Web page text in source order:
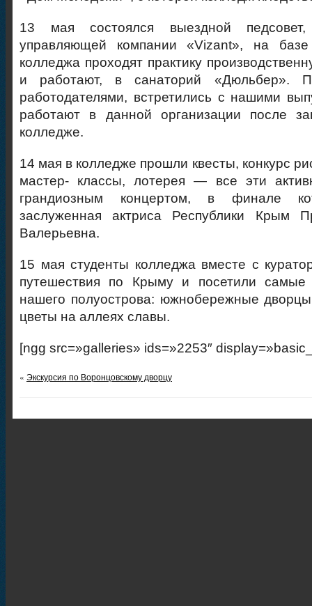
13 мая состоялся выездной
управляющей компании «Vizant», на базе
колледжа проходят практику
и работают, в санаторий «Дюльбер».
работодателями, встретились с нашими
работают в данной организации после
колледже.
14 мая в колледже прошли квесты, конкурс
мастер- классы, лотерея — все эти
грандиозным концертом, в финале
заслуженная актриса Республики Крым
Валерьевна.
15 мая студенты колледжа вместе с
путешествия по Крыму и посетили самые
нашего полуострова: южнобережные
цветы на аллеях славы.
[ngg src=»galleries» ids=»2253″
« Экскурсия по Воронцовскому дворцу